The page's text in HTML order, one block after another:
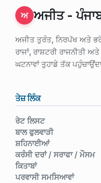
ਅ ਅਜੀਤ -
ਅਜੀਤ ਤੁਰੰਤ, ਨਿਰਪੱਖ ਅਤੇ
ਰਾਜਾਂ, ਰਾਸ਼ਟਰੀ ਰਾਜਨੀਤੀ
ਘਟਨਾਵਾਂ ਤੁਹਾਡੇ ਤੱਕ
ਤੇਜ਼ ਲਿੰਕ
ਰੇਟ ਲਿਸਟ
ਬਾਲ ਫੁਲਵਾੜੀ
ਸ਼ਹਿਨਾਈਆਂ
ਕਰੰਸੀ ਦਰਾਂ / ਸਰਾਫਾ / ਮੌਸਮ
ਕਿਤਾਬਾਂ
ਪਰਵਾਸੀ ਸਮਸਿਆਵਾਂ